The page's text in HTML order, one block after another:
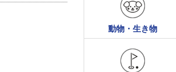
動物・生き物